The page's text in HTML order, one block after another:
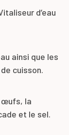
d’eau
ainsi que les
cuisson.
œufs, la
et le sel.